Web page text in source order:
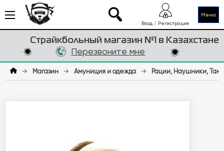
Меню
Страйкбольный магазин №1 в Казахстане
Вход / Регистрация
Перезвоните мне
→ Магазин → Амуниция и одежда → Рации, Наушники,